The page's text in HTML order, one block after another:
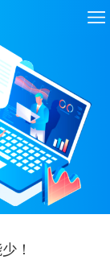
！